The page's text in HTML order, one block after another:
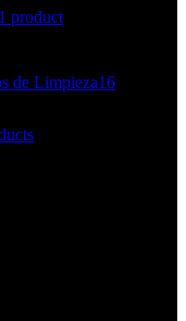
1 product
de Limpieza16